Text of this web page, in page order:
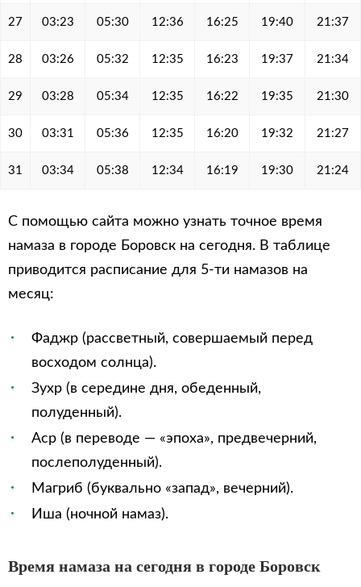
27 03:23 05:30 12:36 16:25 19:40 21:37
28 03:26 05:32 12:35 16:23 19:37 21:34
29 03:28 05:34 12:35 16:22 19:35 21:30
30 03:31 05:36 12:35 16:20 19:32 21:27
31 03:34 05:38 12:34 16:19 19:30 21:24
С помощью сайта можно узнать точное время
намаза в городе Боровск на сегодня. В таблице
приводится расписание для 5-ти намазов на
месяц:
Фаджр (рассветный, совершаемый перед
восходом солнца).
Зухр (в середине дня, обеденный,
полуденный).
Аср (в переводе — «эпоха», предвечерний,
послеполуденный).
Магриб (буквально «запад», вечерний).
Иша (ночной намаз).
Время намаза на сегодня в городе Боровск